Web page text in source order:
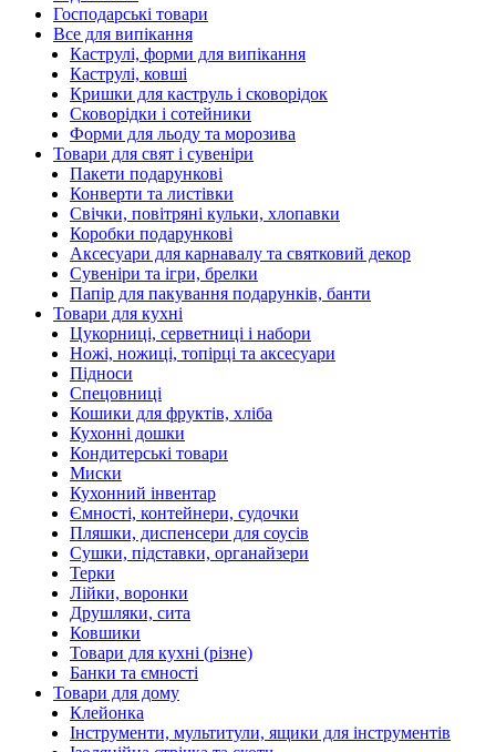
Господарські товари
Все для випікання
Каструлі, форми для випікання
Каструлі, ковші
Кришки для каструль і сковорідок
Сковорідки і сотейники
Форми для льоду та морозива
Товари для свят і сувеніри
Пакети подарункові
Конверти та листівки
Свічки, повітряні кульки, хлопавки
Коробки подарункові
Аксесуари для карнавалу та святковий декор
Сувеніри та ігри, брелки
Папір для пакування подарунків, банти
Товари для кухні
Цукорниці, серветниці і набори
Ножі, ножиці, топірці та аксесуари
Підноси
Спецовниці
Кошики для фруктів, хліба
Кухонні дошки
Кондитерські товари
Миски
Кухонний інвентар
Ємності, контейнери, судочки
Пляшки, диспенсери для соусів
Сушки, підставки, органайзери
Терки
Лійки, воронки
Друшляки, сита
Ковшики
Товари для кухні (різне)
Банки та ємності
Товари для дому
Клейонка
Інструменти, мультитули, ящики для інструментів